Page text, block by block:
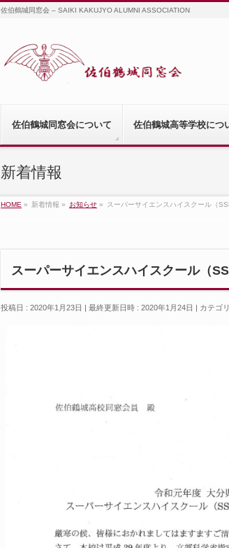
佐伯鶴城同窓会 – SAIKI KAKUJYO ALUMNI ASSOCIATION
佐伯鶴城同窓会について 佐伯鶴城高等学校につ
新着情報
HOME » 新着情報 » お知らせ » スーパーサイエンスハイスクール（
スーパーサイエンスハイスクール（
投稿日 : 2020年1月23日 最終更新日時 : 2020年1月24日 カテゴ